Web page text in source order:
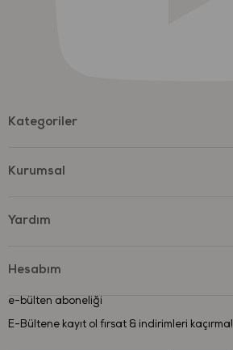
Kategoriler
Kurumsal
Yardım
Hesabım
e-bülten aboneliği
E-Bültene kayıt ol fırsat & indirimleri kaçırma!